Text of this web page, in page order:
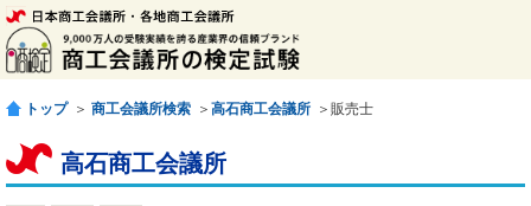
トップ ＞ 商工会議所検索 ＞ 高石商工会議所 ＞販売士
高石商工会議所